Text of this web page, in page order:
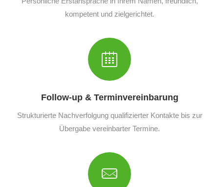
kompetent und zielgerichtet.
Follow-up & Terminvereinbarung
Strukturierte Nachverfolgung qualifizierter Kontakte bis zur
Übergabe vereinbarter Termine.